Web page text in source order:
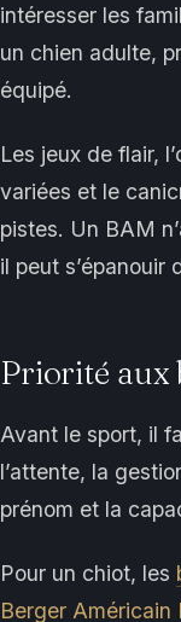
intéresser les
un chien adulte,
équipé.
Les jeux de flair,
variées et le
pistes. Un BAM
il peut s’épanouir
Priorité aux
Avant le sport, il
l’attente, la
prénom et la
Pour un chiot, les
Berger Américain